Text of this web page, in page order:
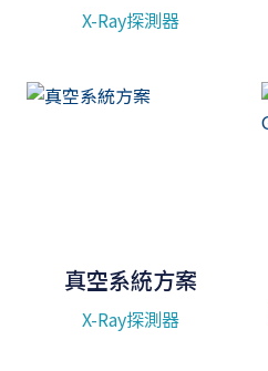
X-Ray探測器
真空系統方案
X-Ray探測器